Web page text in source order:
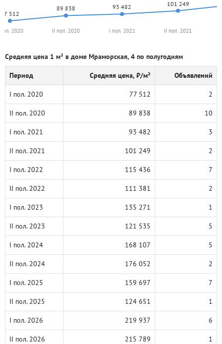
77 512
89 838 93 482 101 249
2020 II пол. 2020 I пол. 2021 II пол. 2021
Средняя цена 1 м² в доме Мраморская, 4 по полугодиям
Период Средняя цена, ₽/м² Объявлений
I пол. 2020 77 512 2
II пол. 2020 89 838 10
I пол. 2021 93 482 3
II пол. 2021 101 249 2
I пол. 2022 115 436 7
II пол. 2022 111 381 2
I пол. 2023 135 271 1
II пол. 2023 121 535 5
I пол. 2024 168 107 5
II пол. 2024 176 052 2
I пол. 2025 159 697 7
II пол. 2025 124 651 1
I пол. 2026 219 937 6
II пол. 2026 215 789 1